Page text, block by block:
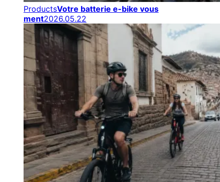
ProductsVotre batterie e-bike vous
ment2026.05.22